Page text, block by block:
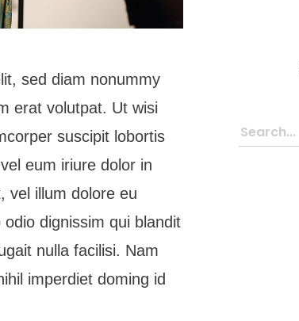
sed diam nonummy
erat volutpat. Ut wisi
suscipit lobortis
eum iriure dolor in
vel illum dolore eu
dignissim qui blandit
nulla facilisi. Nam
imperdiet doming id